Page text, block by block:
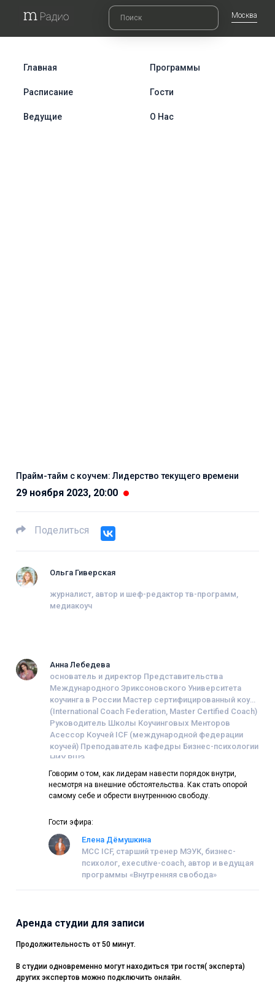
Москва
Главная Программы
Расписание Гости
Ведущие О Нас
Прайм-тайм с коучем: Лидерство текущего времени
29 ноября 2023, 20:00
Поделиться
Ольга Гиверская
журналист, автор и шеф-редактор тв-программ,
медиакоуч
Анна Лебедева
основатель и директор Представительства
Международного Эриксоновского Университета
коучинга в России Мастер сертифицированный коуч
(International Coach Federation, Master Certified Coach)
Руководитель Школы Коучинговых Менторов
Асессор Коучей ICF (международной федерации
коучей) Преподаватель кафедры Бизнес-психологии
НИУ ВШЭ
Говорим о том, как лидерам навести порядок внутри,
несмотря на внешние обстоятельства. Как стать опорой
самому себе и обрести внутреннюю свободу.
Гости эфира:
Елена Дёмушкина
МСС ICF, старший тренер МЭУК, бизнес-
психолог, executive-coach, автор и ведущая
программы «Внутренняя свобода»
Аренда студии для записи
Продолжительность от 50 минут.
В студии одновременно могут находиться три гостя( эксперта)
других экспертов можно подключить онлайн.